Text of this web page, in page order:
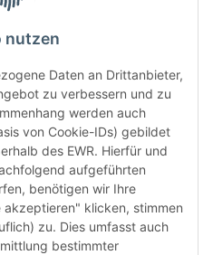
„6-
das
nutzen
Daten an Drittanbieter,
zu verbessern und zu
werden auch
von Cookie-IDs) gebildet
des EWR. Hierfür und
aufgeführten
benötigen wir Ihre
akzeptieren" klicken, stimmen
zu. Dies umfasst auch
bestimmter